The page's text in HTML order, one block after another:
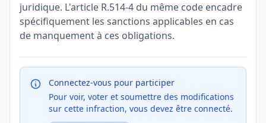
juridique. L'article R.514-4 du même code encadre
spécifiquement les sanctions applicables en cas
de manquement à ces obligations.
Connectez-vous pour participer
Pour voir, voter et soumettre des modifications
sur cette infraction, vous devez être connecté.